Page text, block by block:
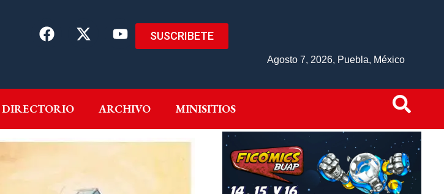
SUSCRIBETE
Agosto 7, 2026, Puebla, México
DIRECTORIO ARCHIVO MINISITIOS
GENEROS DIRECTORIO ARCHIVO MINISITIOS